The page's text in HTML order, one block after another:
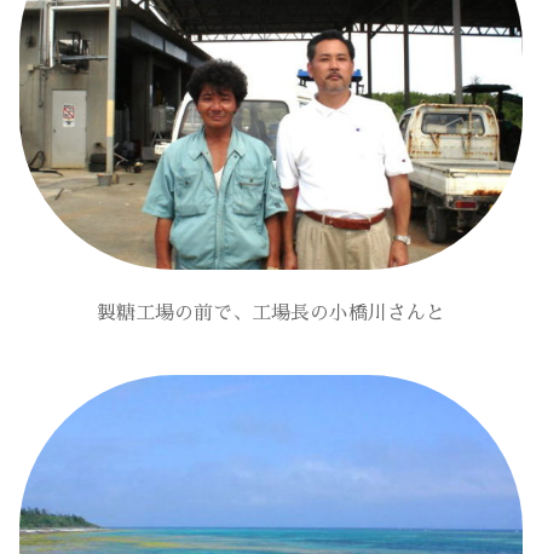
製糖工場の前で、工場長の小橋川さんと